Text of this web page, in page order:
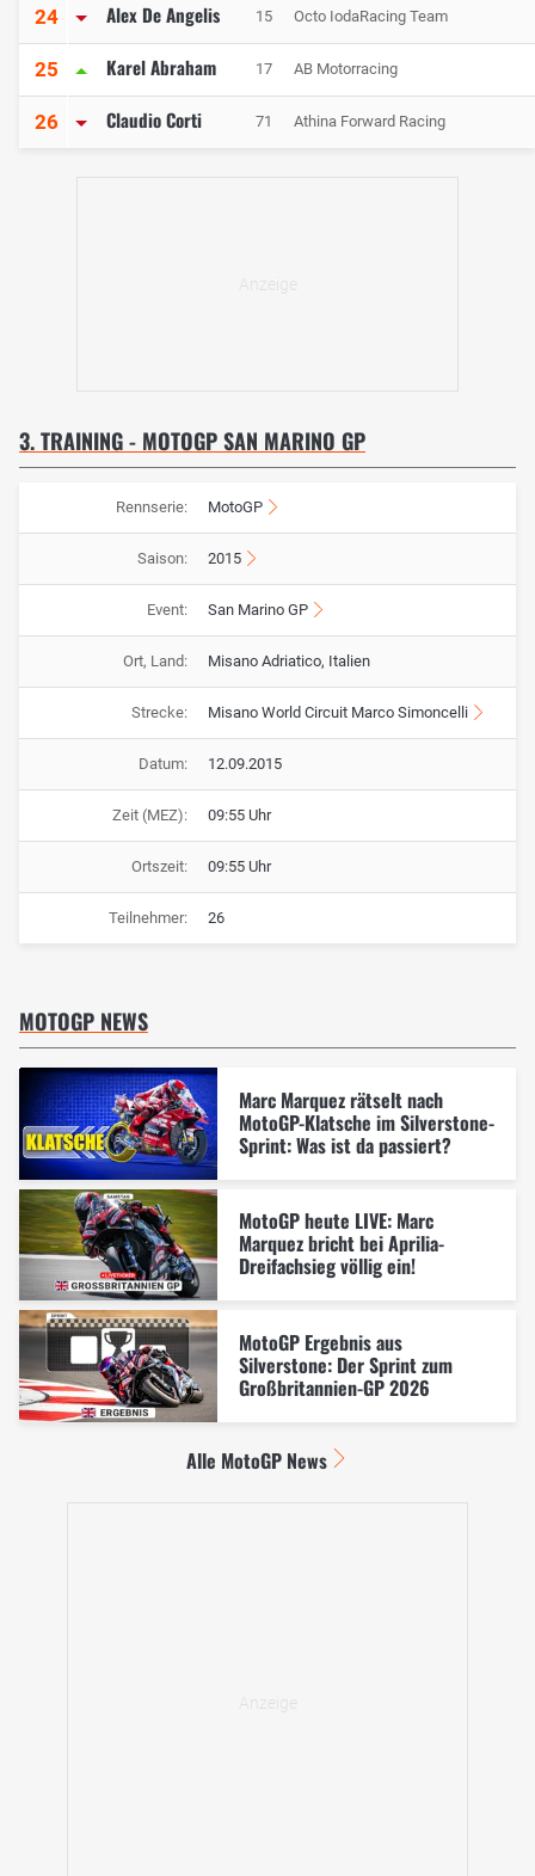
24 Alex De Angelis 15 Octo IodaRacing Team
25 Karel Abraham 17 AB Motorracing
26 Claudio Corti 71 Athina Forward Racing
3. TRAINING - MOTOGP SAN MARINO GP
Rennserie: MotoGP
Saison: 2015
Event: San Marino GP
Ort, Land: Misano Adriatico, Italien
Strecke: Misano World Circuit Marco Simoncelli
Datum: 12.09.2015
Zeit (MEZ): 09:55 Uhr
Ortszeit: 09:55 Uhr
Teilnehmer: 26
MOTOGP NEWS
Marc Marquez rätselt nach
MotoGP-Klatsche im Silverstone-
Sprint: Was ist da passiert?
MotoGP heute LIVE: Marc
Marquez bricht bei Aprilia-
Dreifachsieg völlig ein!
MotoGP Ergebnis aus
Silverstone: Der Sprint zum
Großbritannien-GP 2026
Alle MotoGP News